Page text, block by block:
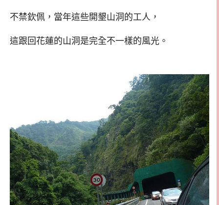
不禁欽佩，當年這些開墾山洞的工人，
這跟回花蓮的山洞是完全不一樣的風光。